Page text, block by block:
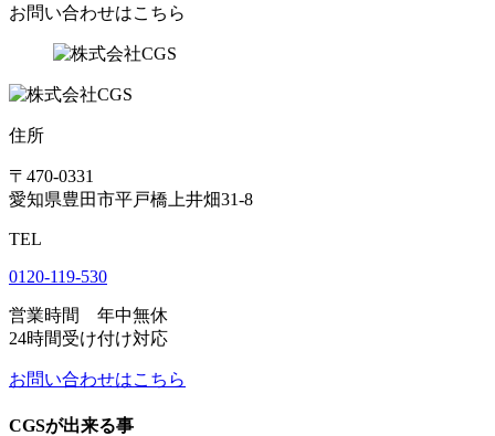
お問い合わせはこちら
住所
〒470-0331
愛知県豊田市平戸橋上井畑31-8
TEL
0120-119-530
営業時間 年中無休
24時間受け付け対応
お問い合わせはこちら
CGSが出来る事